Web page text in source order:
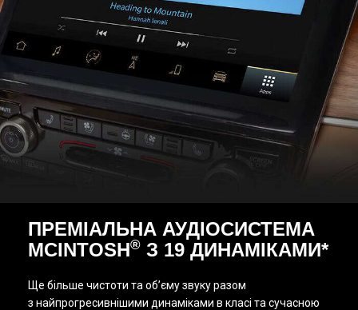
ПРЕМІАЛЬНА АУДІОСИСТЕМА
MCINTOSH® З 19 ДИНАМІКАМИ*
Ще більше чистоти та об’єму звуку разом
з найпрогресивнішими динаміками в класі та сучасною